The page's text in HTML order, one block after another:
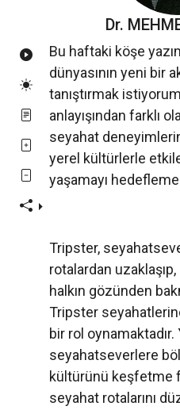
Dr.
Bu haftaki köşe
dünyasının yeni bir
tanıştırmak
anlayışından farklı
seyahat
yerel kültürlerle
yaşamayı
Tripster,
rotalardan
halkın gözünden
Tripster
bir rol
seyahatseverlere
kültürünü keşfetme
seyahat rotalarını